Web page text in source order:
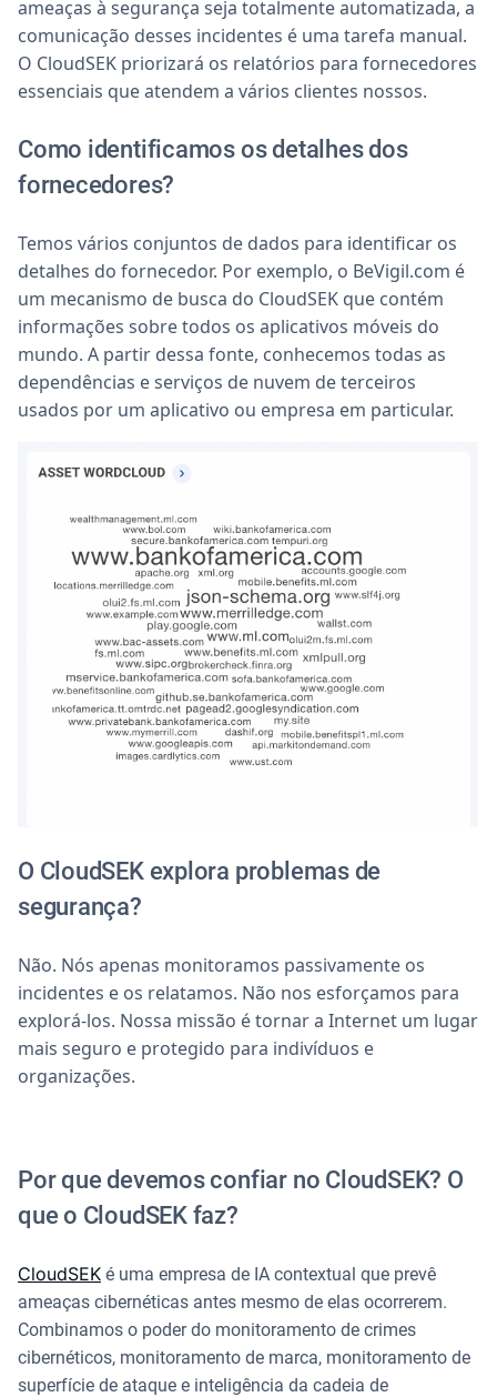
ameaças à segurança seja totalmente automatizada, a
comunicação desses incidentes é uma tarefa manual.
O CloudSEK priorizará os relatórios para fornecedores
essenciais que atendem a vários clientes nossos.
Como identificamos os detalhes dos
fornecedores?
Temos vários conjuntos de dados para identificar os
detalhes do fornecedor. Por exemplo, o BeVigil.com é
um mecanismo de busca do CloudSEK que contém
informações sobre todos os aplicativos móveis do
mundo. A partir dessa fonte, conhecemos todas as
dependências e serviços de nuvem de terceiros
usados por um aplicativo ou empresa em particular.
O CloudSEK explora problemas de
segurança?
Não. Nós apenas monitoramos passivamente os
incidentes e os relatamos. Não nos esforçamos para
explorá-los. Nossa missão é tornar a Internet um lugar
mais seguro e protegido para indivíduos e
organizações.
Por que devemos confiar no CloudSEK? O
que o CloudSEK faz?
CloudSEK é uma empresa de IA contextual que prevê
ameaças cibernéticas antes mesmo de elas ocorrerem.
Combinamos o poder do monitoramento de crimes
cibernéticos, monitoramento de marca, monitoramento de
superfície de ataque e inteligência da cadeia de